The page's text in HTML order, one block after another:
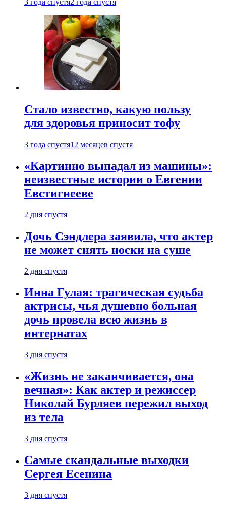
3 года спустя2 года спустя
Стало известно, какую пользу
для здоровья приносит тофу
3 года спустя12 месяцев спустя
«Картинно выпадал из машины»:
неизвестные истории о Евгении
Евстигнееве
2 дня спустя
Дочь Сэндлера заявила, что актер
не может снять носки на суше
2 дня спустя
Инна Гулая: трагическая судьба
актрисы, чья душевно больная
дочь провела всю жизнь в
интернатах
3 дня спустя
«Жизнь не заканчивается, она
вечная»: Как актер и режиссер
Николай Бурляев пережил выход
из тела
3 дня спустя
Самые скандальные выходки
Сергея Есенина
3 дня спустя